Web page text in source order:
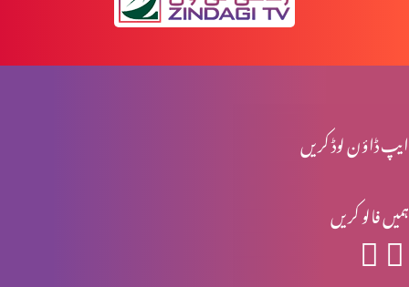
اخلاقی احتساب: حقیقی راستبازی(حصہ 2)
اخلاقی احتساب: حقیقی راستبازی(حصہ 1)ایپ ڈاؤن لوڈ کریں
ہمیں فالو کریں